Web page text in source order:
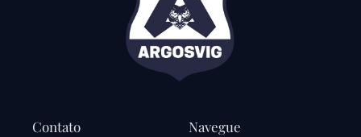
Contato Navegue